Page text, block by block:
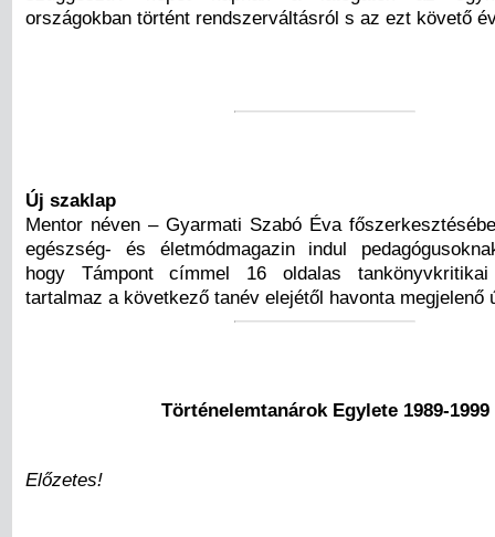
országokban történt rendszerváltásról s az ezt követő
Új szaklap
Mentor néven – Gyarmati Szabó Éva
egészség- és életmódmagazin indul
hogy Támpont címmel 16 oldalas
tartalmaz a következő tanév elejétől havonta megjelenő
Történelemtanárok Egylete 1989-1999
Előzetes!